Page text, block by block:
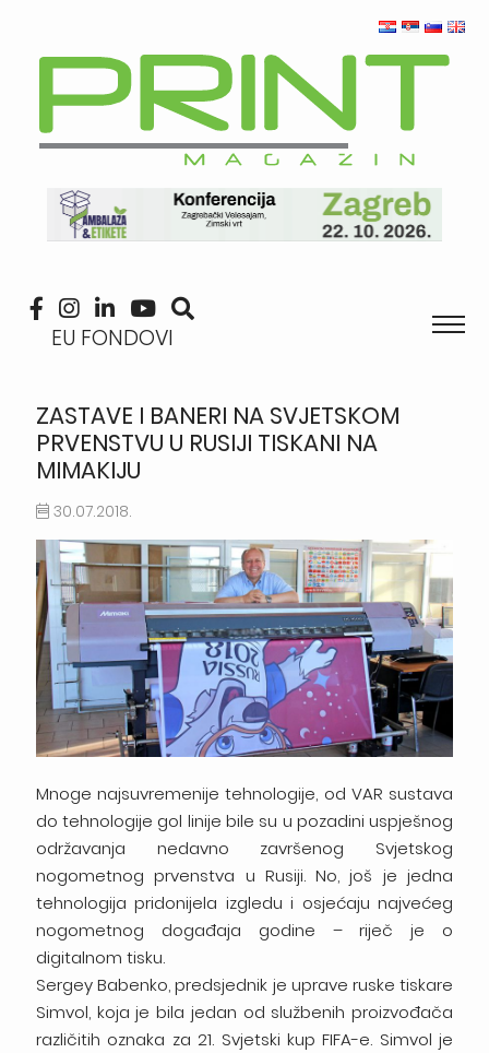
EU FONDOVI
ZASTAVE I BANERI NA SVJETSKOM
PRVENSTVU U RUSIJI TISKANI NA
MIMAKIJU
30.07.2018.
Mnoge najsuvremenije tehnologije, od VAR sustava
do tehnologije gol linije bile su u pozadini uspješnog
održavanja nedavno završenog Svjetskog
nogometnog prvenstva u Rusiji. No, još je jedna
tehnologija pridonijela izgledu i osjećaju najvećeg
nogometnog događaja godine – riječ je o
digitalnom tisku.
Sergey Babenko, predsjednik je uprave ruske tiskare
Simvol, koja je bila jedan od službenih proizvođača
različitih oznaka za 21. Svjetski kup FIFA-e. Simvol je